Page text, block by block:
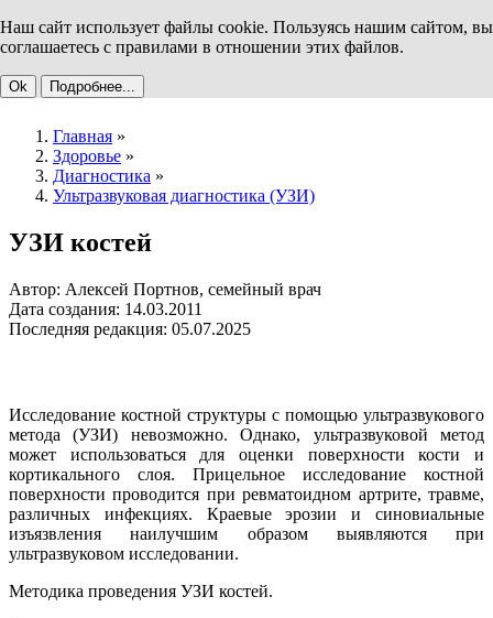
Наш сайт использует файлы cookie. Пользуясь нашим сайтом, вы
соглашаетесь с правилами в отношении этих файлов.
Ok Подробнее...
Главная »
Здоровье »
Диагностика »
Ультразвуковая диагностика (УЗИ)
УЗИ костей
Автор: Алексей Портнов, семейный врач
Дата создания: 14.03.2011
Последняя редакция: 05.07.2025
Исследование костной структуры с помощью ультразвукового
метода (УЗИ) невозможно. Однако, ультразвуковой метод
может использоваться для оценки поверхности кости и
кортикального слоя. Прицельное исследование костной
поверхности проводится при ревматоидном артрите, травме,
различных инфекциях. Краевые эрозии и синовиальные
изъязвления наилучшим образом выявляются при
ультразвуковом исследовании.
Методика проведения УЗИ костей.